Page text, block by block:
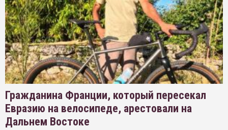
Гражданина Франции, который пересекал
Евразию на велосипеде, арестовали на
Дальнем Востоке